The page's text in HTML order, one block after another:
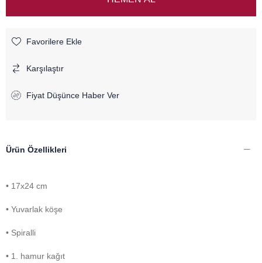
Favorilere Ekle
Karşılaştır
Fiyat Düşünce Haber Ver
Ürün Özellikleri
• 17x24 cm
• Yuvarlak köşe
• Spiralli
• 1. hamur kağıt